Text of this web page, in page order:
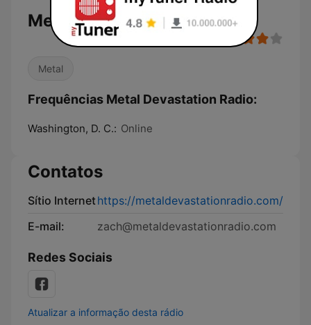
Metal Devastation Radio
Metal
Frequências Metal Devastation Radio:
Washington, D. C.: Online
Contatos
Sítio Internethttps://metaldevastationradio.com/
E-mail:
zach@metaldevastationradio.com
Redes Sociais
Atualizar a informação desta rádio